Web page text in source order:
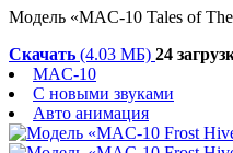
Модель «MAC-10 Tales of
Скачать (4.03 МБ) 24
MAC-10
С новыми звуками
Авто анимация